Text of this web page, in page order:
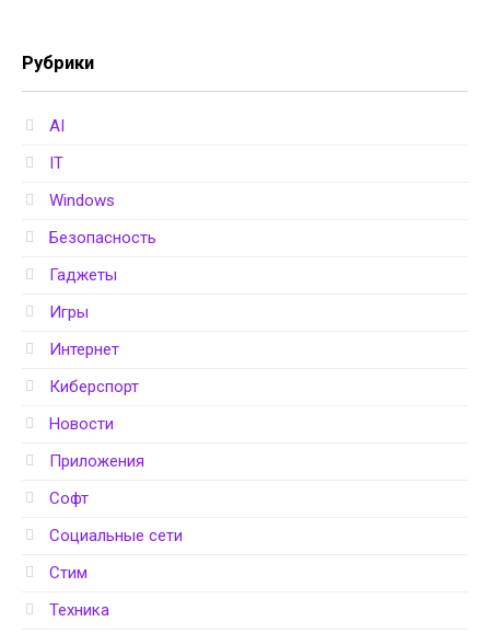
Рубрики
AI
IT
Windows
Безопасность
Гаджеты
Игры
Интернет
Киберспорт
Новости
Приложения
Софт
Социальные сети
Стим
Техника